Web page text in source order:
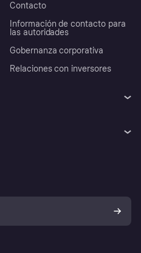
Contacto
Información de contacto para
las autoridades
Gobernanza corporativa
Relaciones con inversores